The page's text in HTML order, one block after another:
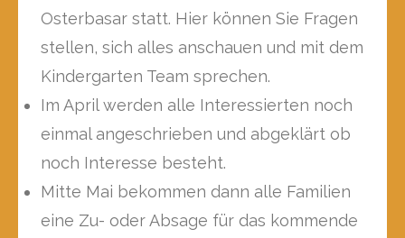
Osterbasar statt. Hier können Sie Fragen
stellen, sich alles anschauen und mit dem
Kindergarten Team sprechen.
Im April werden alle Interessierten noch
einmal angeschrieben und abgeklärt ob
noch Interesse besteht.
Mitte Mai bekommen dann alle Familien
eine Zu- oder Absage für das kommende